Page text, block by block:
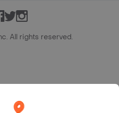
TwitterInstagram
All rights reserved.